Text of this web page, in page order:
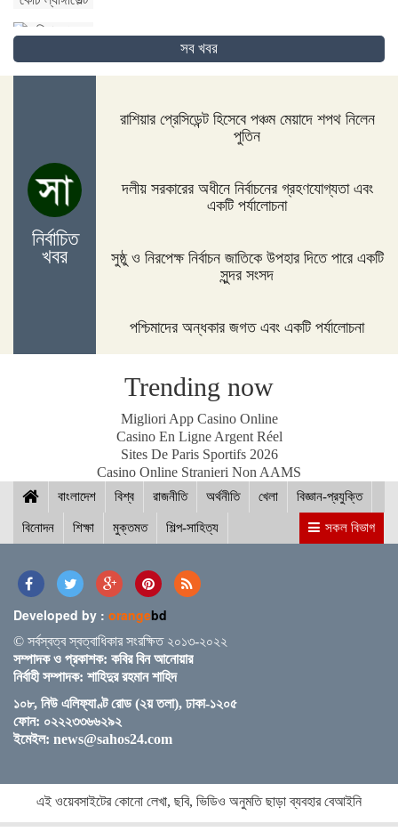
দিনাজপুরের ফুলবাড়ীতে সড়ক দুর্ঘটনায় দু’জন নিহত
পদ্মা সেতুর জন্য বাংলাদেশ বিশ্বে সম্মান পেয়েছে : প্রধানমন্ত্রী
আইসিসি জুন মাসের সেরার দৌড়ে রোহিত-বুমরাহ ও গুরবাজ
স্পিকারের সাথে মালয়েশিয়ার হাউজ অব রিপ্রেজেনটেটিভের
স্পিকারের বৈঠক
ছাত্র-ছাত্রীদের সুনাগরিক হিসেবে গড়ে ওঠার আহ্বান সিমিন
হোসেন রিমির
নড়াইলের চিত্রাপাড়ে চলছে এসএম সুলতান শীর্ষক দুই
নতুন ব্রিটিশ প্রধানমন্ত্রী কেয়ার স্টারমারকে প্রধানমন্ত্রীর
অভিনন্দন
শেখ হাসিনার কমিটমেন্টের সোনালী ফসল পদ্মা সেতু : সেতুমন্ত্রী
সব খবর
নির্বাচিত
খবর
রাশিয়ার প্রেসিডেন্ট হিসেবে পঞ্চম মেয়াদে শপথ নিলেন
পুতিন
দলীয় সরকারের অধীনে নির্বাচনের গ্রহণযোগ্যতা এবং
একটি পর্যালোচনা
সুষ্ঠু ও নিরপেক্ষ নির্বাচন জাতিকে উপহার দিতে পারে একটি
সুন্দর সংসদ
পশ্চিমাদের অন্ধকার জগত এবং একটি পর্যালোচনা
Trending now
Migliori App Casino Online
Casino En Ligne Argent Réel
Sites De Paris Sportifs 2026
Casino Online Stranieri Non AAMS
বাংলাদেশ বিশ্ব রাজনীতি অর্থনীতি খেলা বিজ্ঞান-প্রযুক্তি
বিনোদন শিক্ষা মুক্তমত শিল্প-সাহিত্য সকল বিভাগ
Developed by : orangebd
© সর্বস্বত্ব স্বত্বাধিকার সংরক্ষিত ২০১৩-২০২২
সম্পাদক ও প্রকাশক: কবির বিন আনোয়ার
নির্বাহী সম্পাদক: শাহিদুর রহমান শাহিদ
১০৮, নিউ এলিফ্যাণ্ট রোড (২য় তলা), ঢাকা-১২০৫
ফোন: ০২২২৩৩৬৬২৯২
ইমেইল: news@sahos24.com
এই ওয়েবসাইটের কোনো লেখা, ছবি, ভিডিও অনুমতি ছাড়া ব্যবহার বেআইনি